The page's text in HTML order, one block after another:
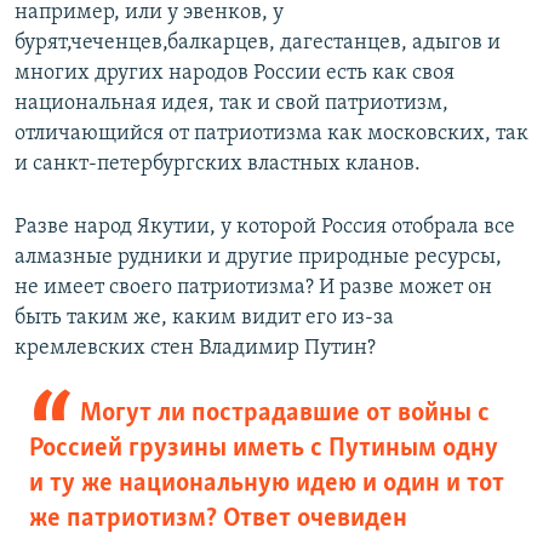
например, или у эвенков, у
бурят,чеченцев,балкарцев, дагестанцев, адыгов и
многих других народов России есть как своя
национальная идея, так и свой патриотизм,
отличающийся от патриотизма как московских, так
и санкт-петербургских властных кланов.
Разве народ Якутии, у которой Россия отобрала все
алмазные рудники и другие природные ресурсы,
не имеет своего патриотизма? И разве может он
быть таким же, каким видит его из-за
кремлевских стен Владимир Путин?
Могут ли пострадавшие от войны с
Россией грузины иметь с Путиным одну
и ту же национальную идею и один и тот
же патриотизм? Ответ очевиден